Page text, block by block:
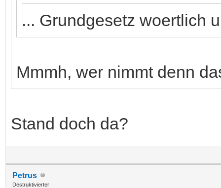
... Grundgesetz woertlich
Mmmh, wer nimmt denn
Stand doch da?
Petrus
Destruktivierter